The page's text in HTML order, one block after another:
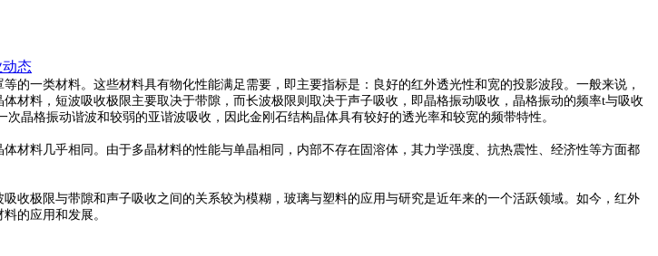
态
的一类材料。这些材料具有物化性能满足需要，即主要指标是：良好的红外透光性和宽的投影波段。一般来说，
材料，短波吸收极限主要取决于带隙，而长波极限则取决于声子吸收，即晶格振动吸收，晶格振动的频率t与吸收
晶格振动谐波和较弱的亚谐波吸收，因此金刚石结构晶体具有较好的透光率和较宽的频带特性。
料几乎相同。由于多晶材料的性能与单晶相同，内部不存在固溶体，其力学强度、抗热震性、经济性等方面都
极限与带隙和声子吸收之间的关系较为模糊，玻璃与塑料的应用与研究是近年来的一个活跃领域。如今，红外
的应用和发展。